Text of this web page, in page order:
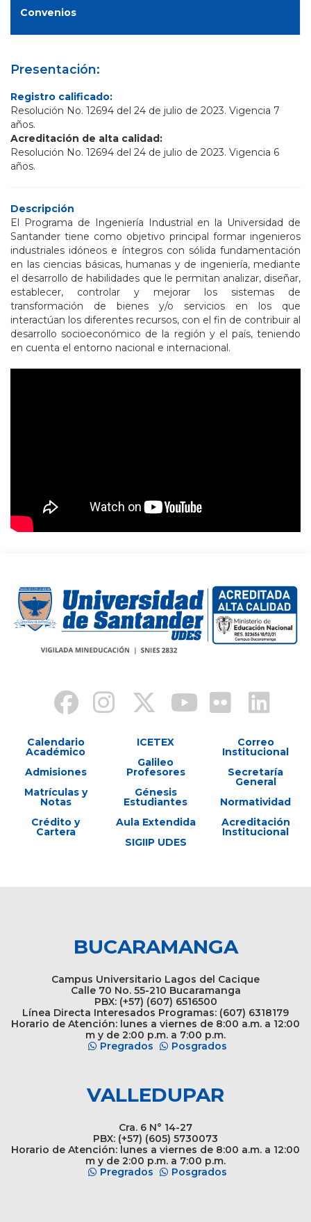
Convenios
Presentación:
Registro calificado:
Resolución No. 12694 del 24 de julio de 2023. Vigencia 7
años.
Acreditación de alta calidad:
Resolución No. 12694 del 24 de julio de 2023. Vigencia 6
años.
Descripción
El Programa de Ingeniería Industrial en la Universidad de
Santander tiene como objetivo principal formar ingenieros
industriales idóneos e íntegros con sólida fundamentación
en las ciencias básicas, humanas y de ingeniería, mediante
el desarrollo de habilidades que le permitan analizar, diseñar,
establecer, controlar y mejorar los sistemas de
transformación de bienes y/o servicios en los que
interactúan los diferentes recursos, con el fin de contribuir al
desarrollo socioeconómico de la región y el país, teniendo
en cuenta el entorno nacional e internacional.
Calendario
Académico
Admisiones
Matrículas y
Notas
Crédito y
Cartera
ICETEX
Galileo
Profesores
Génesis
Estudiantes
Aula Extendida
SIGIIP UDES
Correo
Institucional
Secretaría
General
Normatividad
Acreditación
Institucional
BUCARAMANGA
Campus Universitario Lagos del Cacique
Calle 70 No. 55-210 Bucaramanga
PBX: (+57) (607) 6516500
Línea Directa Interesados Programas: (607) 6318179
Horario de Atención: lunes a viernes de 8:00 a.m. a 12:00
m y de 2:00 p.m. a 7:00 p.m.
Pregrados
Posgrados
VALLEDUPAR
Cra. 6 N° 14-27
PBX: (+57) (605) 5730073
Horario de Atención: lunes a viernes de 8:00 a.m. a 12:00
m y de 2:00 p.m. a 7:00 p.m.
Pregrados
Posgrados